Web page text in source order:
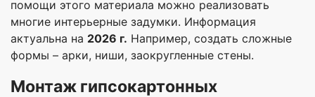
помощи этого материала можно реализовать
многие интерьерные задумки. Информация
актуальна на 2026 г. Например, создать сложные
формы – арки, ниши, заокругленные стены.
Монтаж гипсокартонных